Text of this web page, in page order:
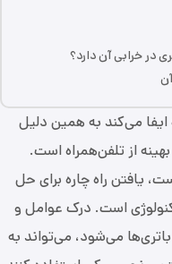
در خرابی آن دارد؟
می‌کند به همین دلیل
از تلفن‌همراه است.
یافتن راه چاره برای حل
است. درک عوامل و
می‌شود، می‌تواند به